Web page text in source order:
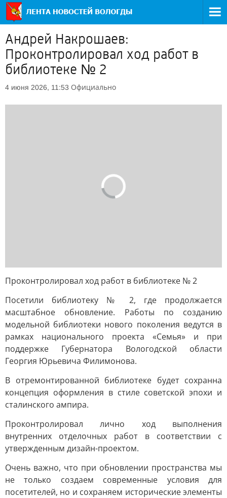
Андрей Накрошаев:
Проконтролировал ход работ в
библиотеке № 2
4 июня 2026, 11:53 Официально
Проконтролировал ход работ в библиотеке № 2
Посетили библиотеку № 2, где продолжается
масштабное обновление. Работы по созданию
модельной библиотеки нового поколения ведутся в
рамках национального проекта «Семья» и при
поддержке Губернатора Вологодской области
Георгия Юрьевича Филимонова.
В отремонтированной библиотеке будет сохранна
концепция оформления в стиле советской эпохи и
сталинского ампира.
Проконтролировал лично ход выполнения
внутренних отделочных работ в соответствии с
утвержденным дизайн-проектом.
Очень важно, что при обновлении пространства мы
не только создаем современные условия для
посетителей, но и сохраняем исторические элементы